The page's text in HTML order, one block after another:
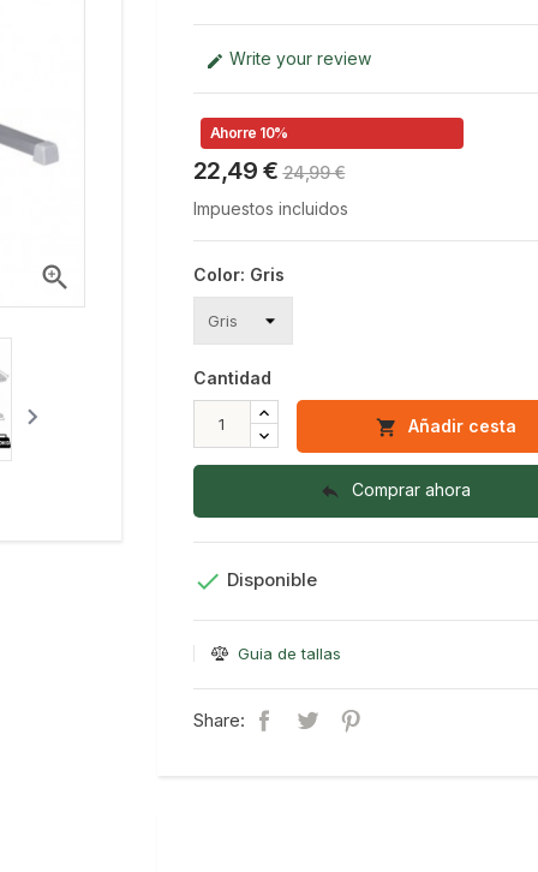


 Write your review
Ahorre 10%
22,49 €24,99 €
Impuestos incluidos
Color: Gris
Cantidad
 Añadir cesta
 Comprar ahora
 Disponible
Guia de tallas
Share: